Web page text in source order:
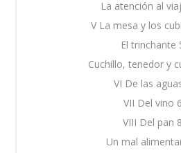
La atención al
V La mesa y los
El trinchante
Cuchillo, tenedor y
VI De las
VII Del vino
VIII Del pan
Un mal